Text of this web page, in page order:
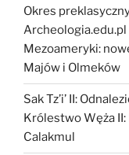
Okres
Archeologia.edu.pl
Mezoameryki:
Majów i Olmeków
Sak Tz’i’ II:
Królestwo Węża
Calakmul